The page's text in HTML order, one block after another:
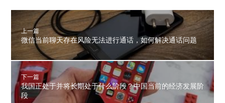
上一篇
微信当前聊天存在风险无法进行通话，如何解决通话问题
下一篇
我国正处于并将长期处于什么阶段？中国当前的经济发展阶
段